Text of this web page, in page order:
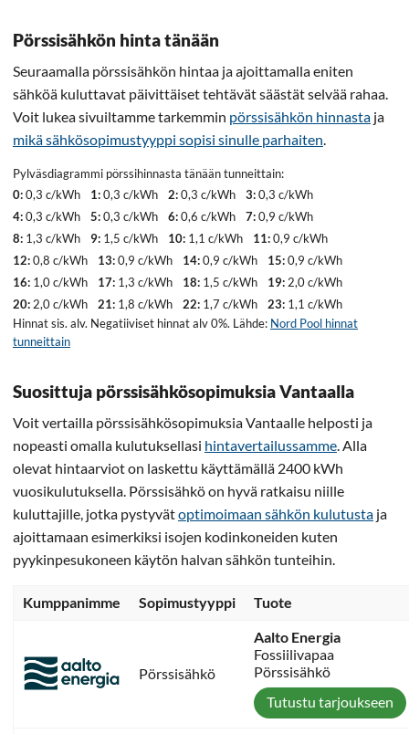
Pörssisähkön hinta tänään
Seuraamalla pörssisähkön hintaa ja ajoittamalla eniten
sähköä kuluttavat päivittäiset tehtävät säästät selvää rahaa.
Voit lukea sivuiltamme tarkemmin pörssisähkön hinnasta ja
mikä sähkösopimustyyppi sopisi sinulle parhaiten
Pylväsdiagrammi pörssihinnasta tänään tunneittain:
0:0,3 c/kWh 1:0,3 c/kWh 2:0,3 c/kWh 3:0,3 c/kWh
4:0,3 c/kWh 5:0,3 c/kWh 6:0,6 c/kWh 7:0,9 c/kWh
8: 1,3 c/kWh 9: 1,5 c/kWh 10: 1,1 c/kWh 11:0,9 c/kWh
12:0,8 c/kWh 13:0,9 c/kWh 14:0,9 c/kWh 15:0,9 c/kWh
16: 1,0 c/kWh 17: 1,3 c/kWh 18: 1,5 c/kWh 19: 2,0 c/kWh
20: 2,0 c/kWh 21: 1,8 c/kWh 22: 1,7 c/kWh 23: 1,1 c/kWh
Hinnat sis. alv. Negatiiviset hinnat alv 0%. Lähde: Nord Pool hinnat
tunneittain
Suosittuja pörssisähkösopimuksia Vantaalla
Voit vertailla pörssisähkösopimuksia Vantaalle helposti ja
nopeasti omalla kulutuksellasi hintavertailussamme . Alla
olevat hintaarviot on laskettu käyttämällä 2400 kWh
vuosikulutuksella. Pörssisähkö on hyvä ratkaisu niille
kuluttajille, jotka pystyvätoptimoimaan sähkön kulutusta ja
ajoittamaan esimerkiksi isojen kodinkoneiden kuten
pyykinpesukoneen käytön halvan sähkön tunteihin.
Kumppanimme Sopimustyyppi Tuote
Pörssisähkö
Aalto Energia
Fossiilivapaa
Pörssisähkö
Tutustu tarjoukseen